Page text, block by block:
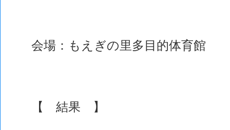
会場：もえぎの里多目的体育館
【 結果 】